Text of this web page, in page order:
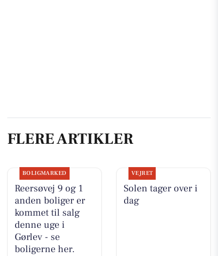
FLERE ARTIKLER
BOLIGMARKED
Reersøvej 9 og 1
anden boliger er
kommet til salg
denne uge i
Gørlev - se
boligerne her.
VEJRET
Solen tager over i
dag